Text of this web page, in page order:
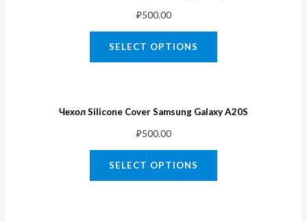
₽500.00
SELECT OPTIONS
Чехол Silicone Cover Samsung Galaxy A20S
₽500.00
SELECT OPTIONS